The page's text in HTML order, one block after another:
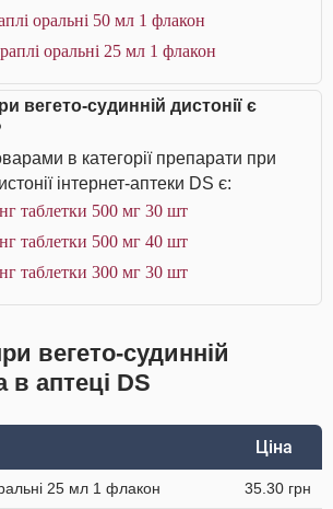
оральні 50 мл 1 флакон
оральні 25 мл 1 флакон
вегето-судинній дистонії є
в категорії препарати при
інтернет-аптеки DS є:
таблетки 500 мг 30 шт
таблетки 500 мг 40 шт
таблетки 300 мг 30 шт
вегето-судинній
в аптеці DS
Ціна
25 мл 1 флакон 35.30 грн